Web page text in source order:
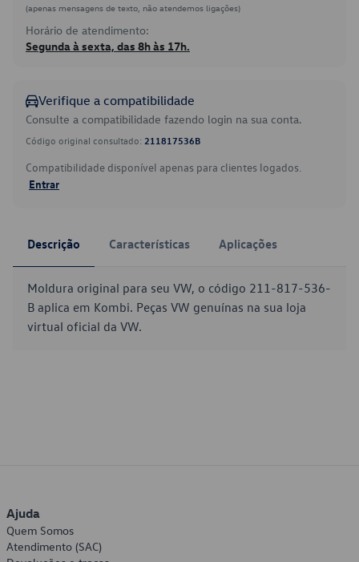
(apenas mensagens de texto, não atendemos ligações)
Horário de atendimento:
Segunda à sexta, das 8h às 17h.
Verifique a compatibilidade
Consulte a compatibilidade fazendo login na sua conta.
Código original consultado: 211817536B
Compatibilidade disponível apenas para clientes logados.
Entrar
Descrição Características Aplicações
Moldura original para seu VW, o código 211-817-536-
B aplica em Kombi. Peças VW genuínas na sua loja
virtual oficial da VW.
Ajuda
Quem Somos
Atendimento (SAC)